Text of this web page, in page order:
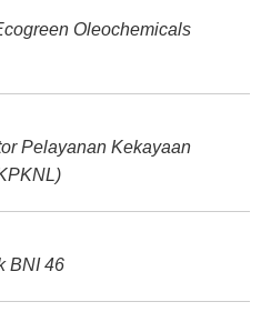
Oleochemicals
Pelayanan Kekayaan
BNI 46